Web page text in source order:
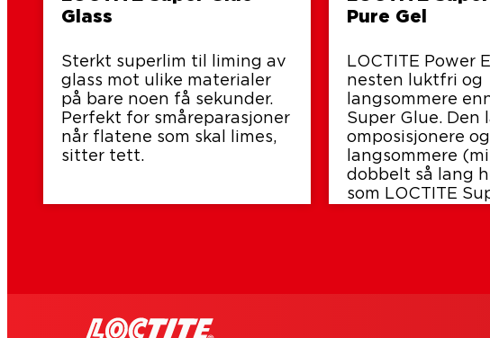
Glass
Sterkt superlim til liming av
glass mot ulike materialer
på bare noen få sekunder.
Perfekt for småreparasjoner
når flatene som skal limes,
sitter tett.
Pure Gel
LOCTITE Power
nesten luktfri og
langsommere
Super Glue. Den
omposisjonere
langsommere
dobbelt så lang
som LOCTITE